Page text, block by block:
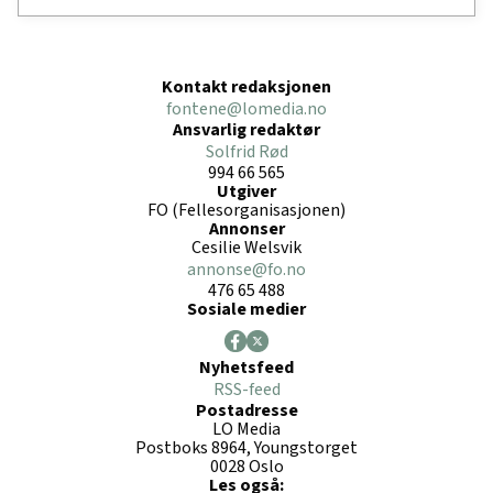
Kontakt redaksjonen
fontene@lomedia.no
Ansvarlig redaktør
Solfrid Rød
994 66 565
Utgiver
FO (Fellesorganisasjonen)
Annonser
Cesilie Welsvik
annonse@fo.no
476 65 488
Sosiale medier
Nyhetsfeed
RSS-feed
Postadresse
LO Media
Postboks 8964, Youngstorget
0028 Oslo
Les også: